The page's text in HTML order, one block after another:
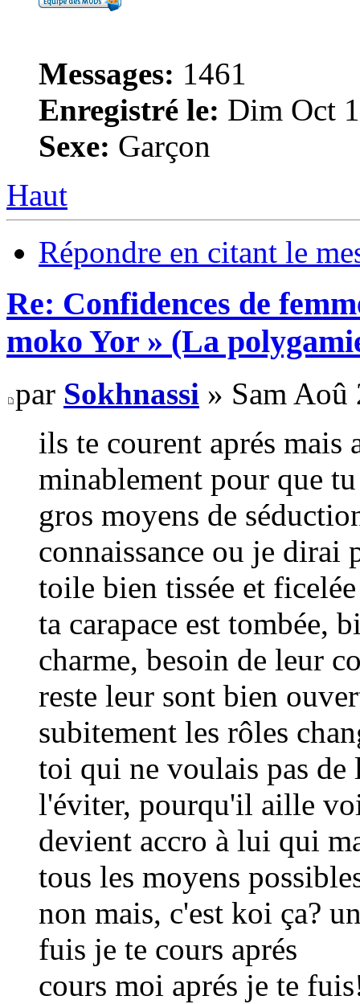
Messages: 1461
Enregistré le: Dim Oct
Sexe: Garçon
Haut
Répondre en citant le
Re: Confidences de
moko Yor » (La
par Sokhnassi » Sam Aoû
ils te courent aprés
minablement pour que
gros moyens de
connaissance ou je
toile bien tissée et
ta carapace est tombée,
charme, besoin de leur
reste leur sont bien
subitement les rôles
toi qui ne voulais pas
l'éviter, pourqu'il aille
devient accro à lui qui
tous les moyens
non mais, c'est koi ça?
fuis je te cours aprés
cours moi aprés je te